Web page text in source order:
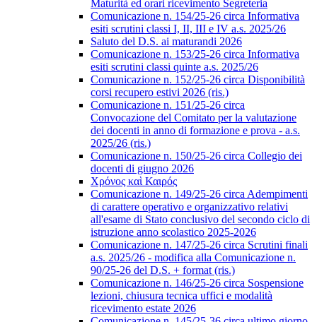
Maturità ed orari ricevimento Segreteria
Comunicazione n. 154/25-26 circa Informativa
esiti scrutini classi I, II, III e IV a.s. 2025/26
Saluto del D.S. ai maturandi 2026
Comunicazione n. 153/25-26 circa Informativa
esiti scrutini classi quinte a.s. 2025/26
Comunicazione n. 152/25-26 circa Disponibilità
corsi recupero estivi 2026 (ris.)
Comunicazione n. 151/25-26 circa
Convocazione del Comitato per la valutazione
dei docenti in anno di formazione e prova - a.s.
2025/26 (ris.)
Comunicazione n. 150/25-26 circa Collegio dei
docenti di giugno 2026
Χρόνος καὶ Καιρός
Comunicazione n. 149/25-26 circa Adempimenti
di carattere operativo e organizzativo relativi
all'esame di Stato conclusivo del secondo ciclo di
istruzione anno scolastico 2025-2026
Comunicazione n. 147/25-26 circa Scrutini finali
a.s. 2025/26 - modifica alla Comunicazione n.
90/25-26 del D.S. + format (ris.)
Comunicazione n. 146/25-26 circa Sospensione
lezioni, chiusura tecnica uffici e modalità
ricevimento estate 2026